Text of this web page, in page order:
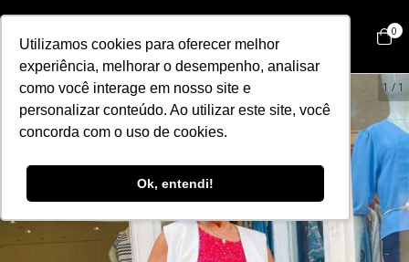
Utilizamos cookies para oferecer melhor
experiência, melhorar o desempenho, analisar
como você interage em nosso site e
personalizar conteúdo. Ao utilizar este site, você
concorda com o uso de cookies.
Ok, entendi!
0
43%OFF 1 / 1